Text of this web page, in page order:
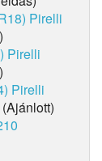
Pirelli
Pirelli
Pirelli
(Ajánlott)